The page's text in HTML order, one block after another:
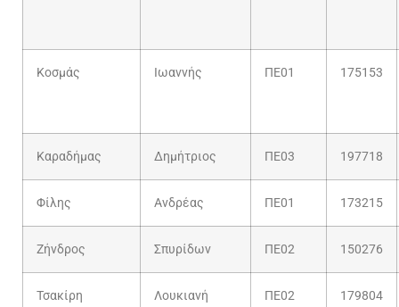
Κοσμάς Ιωαννής ΠΕ01 175153
Καραδήμας Δημήτριος ΠΕ03 197718
Φίλης Ανδρέας ΠΕ01 173215
Ζήνδρος Σπυρίδων ΠΕ02 150276
Τσακίρη Λουκιανή ΠΕ02 179804